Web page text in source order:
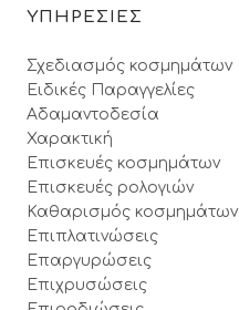
ΥΠΗΡΕΣΙΕΣ
Σχεδιασμός κοσμημάτων
Ειδικές Παραγγελίες
Αδαμαντοδεσία
Χαρακτική
Επισκευές κοσμημάτων
Επισκευές ρολογιών
Καθαρισμός κοσμημάτων
Επιπλατινώσεις
Επαργυρώσεις
Επιχρυσώσεις